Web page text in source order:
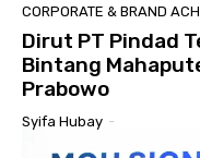
CORPORATE & BRAND
Dirut PT Pindad
Bintang
Prabowo
Syifa Hubay -